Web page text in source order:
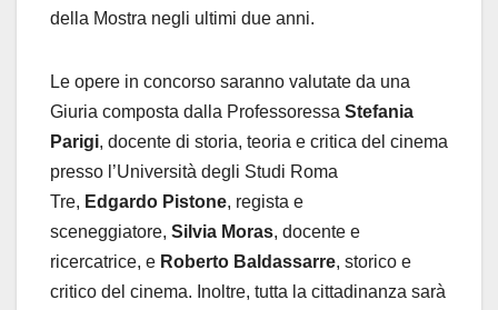
della Mostra negli ultimi due anni.
Le opere in concorso saranno valutate da una
Giuria composta dalla Professoressa Stefania
Parigi, docente di storia, teoria e critica del cinema
presso l’Università degli Studi Roma
Tre, Edgardo Pistone, regista e
sceneggiatore, Silvia Moras, docente e
ricercatrice, e Roberto Baldassarre, storico e
critico del cinema. Inoltre, tutta la cittadinanza sarà